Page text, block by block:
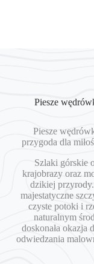
Piesze
Piesze
przygoda dla
Szlaki górskie
krajobrazy oraz
dzikiej
majestatyczne
czyste potoki i
naturalnym
doskonała
odwiedzania